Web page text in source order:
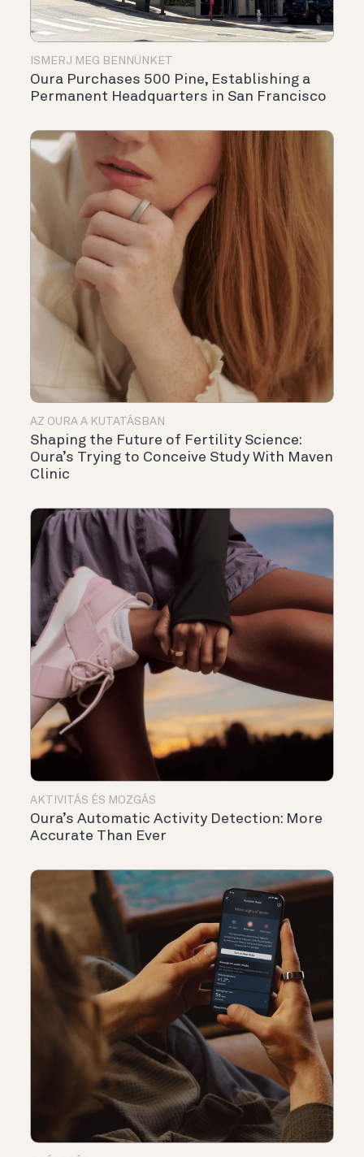
ISMERJ MEG BENNÜNKET
Oura Purchases 500 Pine, Establishing a
Permanent Headquarters in San Francisco
AZ OURA A KUTATÁSBAN
Shaping the Future of Fertility Science:
Oura’s Trying to Conceive Study With Maven
Clinic
AKTIVITÁS ÉS MOZGÁS
Oura’s Automatic Activity Detection: More
Accurate Than Ever